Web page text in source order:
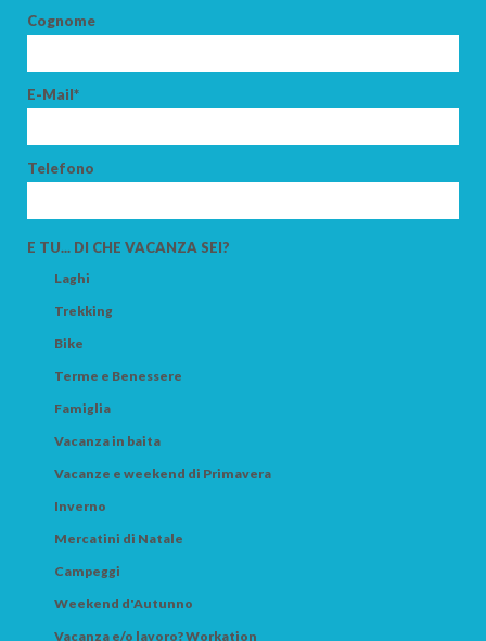
Cognome
E-Mail*
Telefono
E TU... DI CHE VACANZA SEI?
Laghi
Trekking
Bike
Terme e Benessere
Famiglia
Vacanza in baita
Vacanze e weekend di Primavera
Inverno
Mercatini di Natale
Campeggi
Weekend d'Autunno
Vacanza e/o lavoro? Workation